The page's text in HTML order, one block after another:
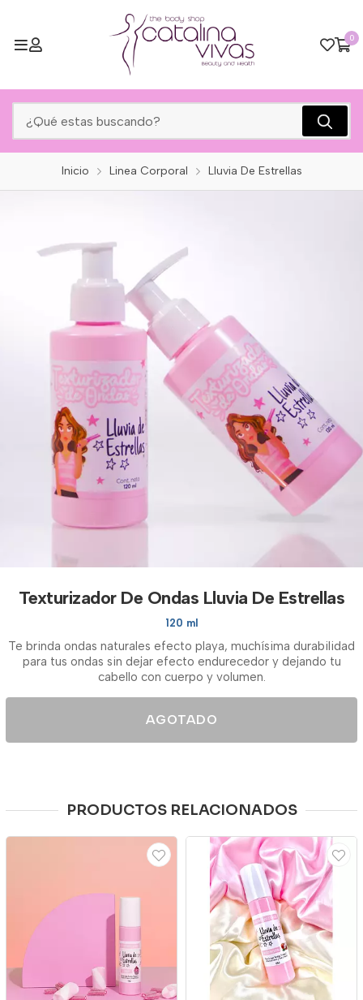
0
Inicio Linea Corporal Lluvia De Estrellas
Texturizador De Ondas Lluvia De Estrellas
120 ml
Te brinda ondas naturales efecto playa, muchísima durabilidad
para tus ondas sin dejar efecto endurecedor y dejando tu
cabello con cuerpo y volumen.
AGOTADO
PRODUCTOS RELACIONADOS